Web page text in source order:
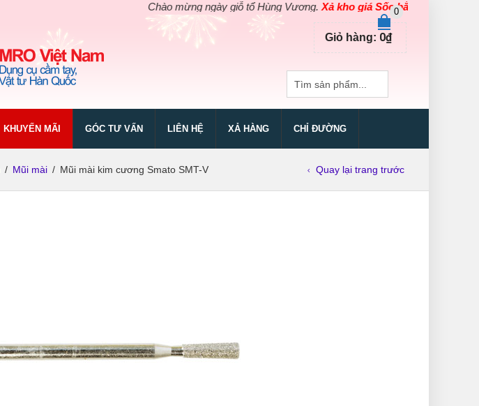
Chào mừng ngày giỗ tổ Hùng Vương.Xả kho giá Sốc bằng giá Gốc
0
Giỏ hàng: 0₫
KHUYẾN MÃI GÓC TƯ VẤN LIÊN HỆ XẢ HÀNG CHỈ ĐƯỜNG
/ Mũi mài / Mũi mài kim cương Smato SMT-V Quay lại trang trước